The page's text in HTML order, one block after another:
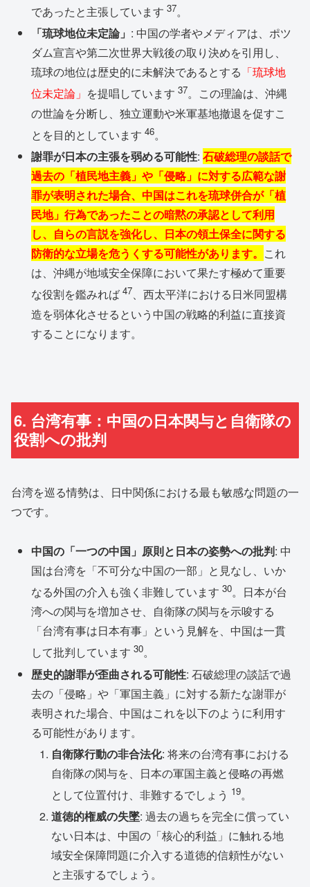
であったと主張しています37。
「琉球地位未定論」 : 中国の学者やメディアは、ポツ
ダム宣言や第二次世界大戦後の取り決めを引用し、
琉球の地位は歴史的に未解決であるとする 「琉球地
位未定論」 を提唱しています37。この理論は、沖縄
の世論を分断し、独立運動や米軍基地撤退を促すこ
とを目的としています46。
謝罪が日本の主張を弱める可能性:石破総理の談話で
過去の「植民地主義」や「侵略」に対する広範な謝
罪が表明された場合、中国はこれを琉球併合が「植
民地」行為であったことの暗黙の承認として利用
し、自らの言説を強化し、日本の領土保全に関する
防衛的な立場を危うくする可能性があります。 これ
は、沖縄が地域安全保障において果たす極めて重要
な役割を鑑みれば47、西太平洋における日米同盟構
造を弱体化させるという中国の戦略的利益に直接資
することになります。
6. 台湾有事：中国の日本関与と自衛隊の
役割への批判
台湾を巡る情勢は、日中関係における最も敏感な問題の一
つです。
中国の「一つの中国」原則と日本の姿勢への批判: 中
国は台湾を「不可分な中国の一部」と見なし、いか
なる外国の介入も強く非難しています30。日本が台
湾への関与を増加させ、自衛隊の関与を示唆する
「台湾有事は日本有事」という見解を、中国は一貫
して批判しています30。
歴史的謝罪が歪曲される可能性: 石破総理の談話で過
去の「侵略」や「軍国主義」に対する新たな謝罪が
表明された場合、中国はこれを以下のように利用す
る可能性があります。
自衛隊行動の非合法化: 将来の台湾有事における
自衛隊の関与を、日本の軍国主義と侵略の再燃
として位置付け、非難するでしょう 19。
道徳的権威の失墜: 過去の過ちを完全に償ってい
ない日本は、中国の「核心的利益」に触れる地
域安全保障問題に介入する道徳的信頼性がない
と主張するでしょう。